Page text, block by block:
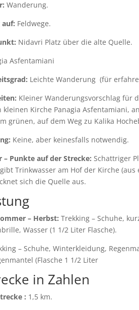
Wanderung.
auf: Feldwege.
Nidavri Platz über die alte Quelle.
Asfentamiani
Leichte Wanderung (für
Kleiner Wanderungsvorschlag für
kleinen Kirche Panagia Asfentamiani,
grünen, auf dem Weg zu Kalika
Keine, aber keinesfalls notwendig.
– Punkte auf der Strecke: Schattriger
gibt Trinkwasser am Hof der Kirche
sich die Quelle aus.
– Herbst: Trekking – Schuhe,
Wasser (1 1/2 Liter Flasche).
– Schuhe, Winterkleidung,
(Flasche 1 1/2 Liter
in Zahlen
: 1,5 km.